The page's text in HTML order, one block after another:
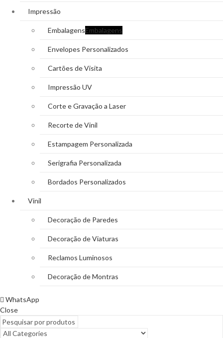
Impressão
EmbalagensEmbalagens
Envelopes Personalizados
Cartões de Visita
Impressão UV
Corte e Gravação a Laser
Recorte de Vinil
Estampagem Personalizada
Serigrafia Personalizada
Bordados Personalizados
Vinil
Decoração de Paredes
Decoração de Viaturas
Reclamos Luminosos
Decoração de Montras
WhatsApp
Close